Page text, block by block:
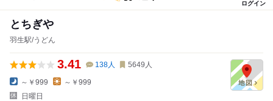
ログイン
とちぎや
羽生駅/うどん
3.41 138人 5649 人
～￥999
～￥999
日曜日